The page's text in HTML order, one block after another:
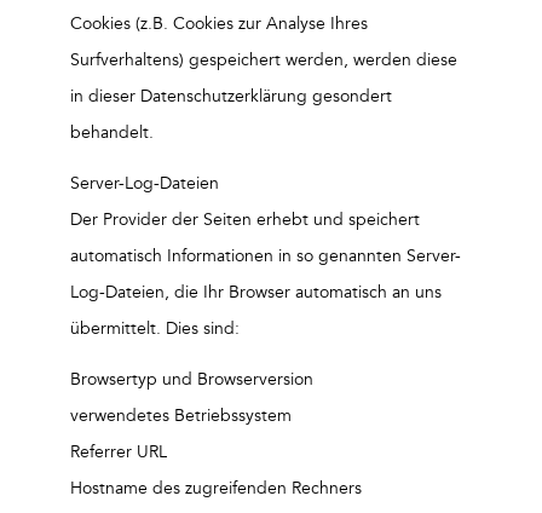
Cookies (z.B. Cookies zur Analyse Ihres
Surfverhaltens) gespeichert werden, werden diese
in dieser Datenschutzerklärung gesondert
behandelt.
Server-Log-Dateien
Der Provider der Seiten erhebt und speichert
automatisch Informationen in so genannten Server-
Log-Dateien, die Ihr Browser automatisch an uns
übermittelt. Dies sind:
Browsertyp und Browserversion
verwendetes Betriebssystem
Referrer URL
Hostname des zugreifenden Rechners